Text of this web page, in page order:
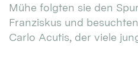
Mühe folgten sie den
Franziskus und
Carlo Acutis, der viele